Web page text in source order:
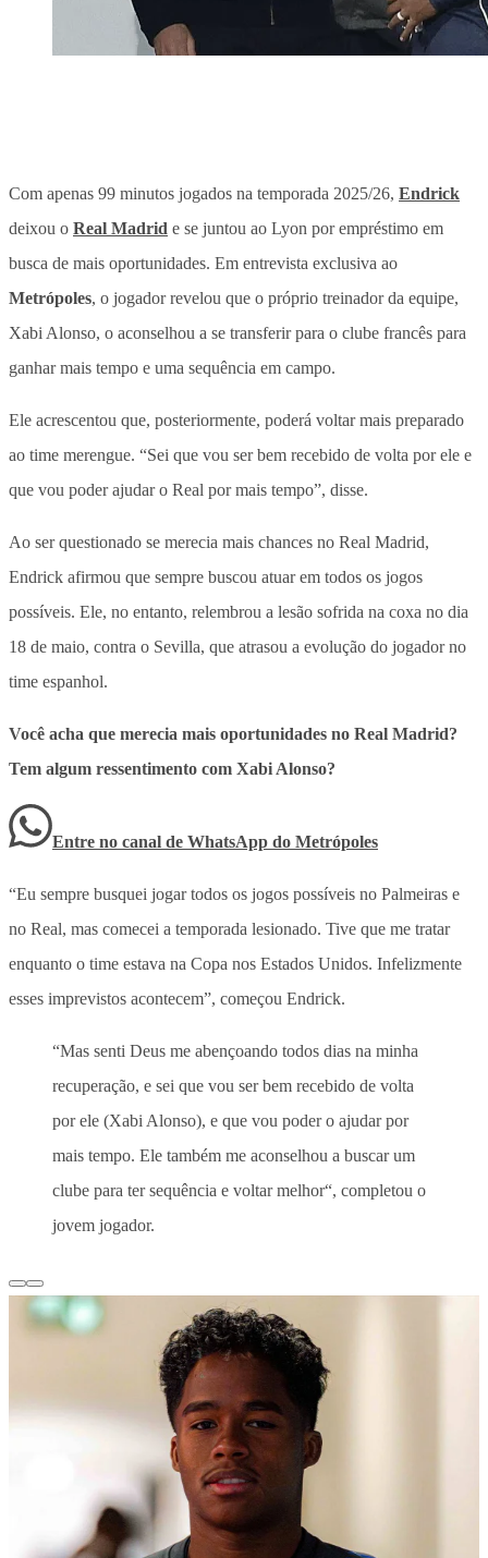
Com apenas 99 minutos jogados na temporada 2025/26, Endrick
deixou o Real Madrid e se juntou ao Lyon por empréstimo em
busca de mais oportunidades. Em entrevista exclusiva ao
Metrópoles, o jogador revelou que o próprio treinador da equipe,
Xabi Alonso, o aconselhou a se transferir para o clube francês para
ganhar mais tempo e uma sequência em campo.
Ele acrescentou que, posteriormente, poderá voltar mais preparado
ao time merengue. “Sei que vou ser bem recebido de volta por ele e
que vou poder ajudar o Real por mais tempo”, disse.
Ao ser questionado se merecia mais chances no Real Madrid,
Endrick afirmou que sempre buscou atuar em todos os jogos
possíveis. Ele, no entanto, relembrou a lesão sofrida na coxa no dia
18 de maio, contra o Sevilla, que atrasou a evolução do jogador no
time espanhol.
Você acha que merecia mais oportunidades no Real Madrid?
Tem algum ressentimento com Xabi Alonso?
Entre no canal de WhatsApp do Metrópoles
“Eu sempre busquei jogar todos os jogos possíveis no Palmeiras e
no Real, mas comecei a temporada lesionado. Tive que me tratar
enquanto o time estava na Copa nos Estados Unidos. Infelizmente
esses imprevistos acontecem”, começou Endrick.
“Mas senti Deus me abençoando todos dias na minha
recuperação, e sei que vou ser bem recebido de volta
por ele (Xabi Alonso), e que vou poder o ajudar por
mais tempo. Ele também me aconselhou a buscar um
clube para ter sequência e voltar melhor“, completou o
jovem jogador.